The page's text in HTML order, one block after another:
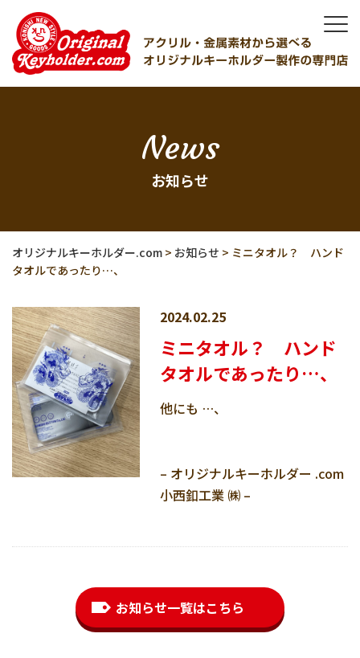
News
お知らせ
オリジナルキーホルダー.com > お知らせ > ミニタオル？ ハンド
タオルであったり…、
2024.02.25
ミニタオル？ ハンド
タオルであったり…、
他にも …、
– オリジナルキーホルダー .com
小西釦工業 ㈱ –
お知らせ一覧はこちら